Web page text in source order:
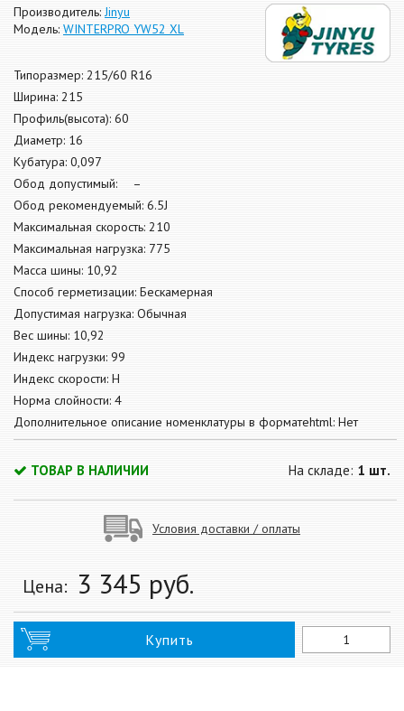
Производитель:Jinyu
Модель: WINTERPRO YW52 XL
Типоразмер: 215/60 R16
Ширина: 215
Профиль(высота): 60
Диаметр: 16
Кубатура: 0,097
Обод допустимый: –
Обод рекомендуемый: 6.5J
Максимальная скорость: 210
Максимальная нагрузка: 775
Масса шины: 10,92
Способ герметизации: Бескамерная
Допустимая нагрузка: Обычная
Вес шины: 10,92
Индекс нагрузки: 99
Индекс скорости: H
Норма слойности: 4
Дополнительное описание номенклатуры в форматеhtml: Нет
ТОВАР В НАЛИЧИИ На складе: 1 шт.
Условия доставки / оплаты
Цена: 3 345 руб.
Купить